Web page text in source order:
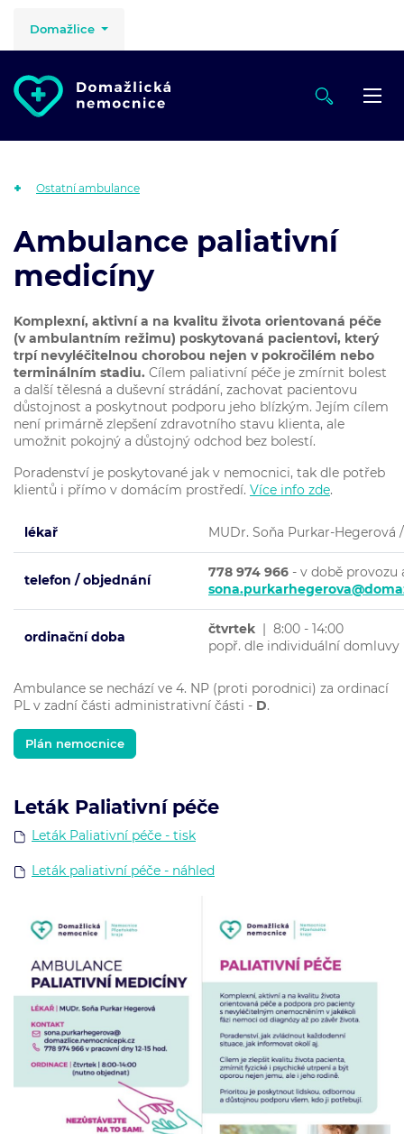
Domažlice
Ostatní ambulance
Ambulance paliativní
medicíny
Komplexní, aktivní a na kvalitu života orientovaná péče
(v ambulantním režimu) poskytovaná pacientovi, který
trpí nevyléčitelnou chorobou nejen v pokročilém nebo
terminálním stadiu. Cílem paliativní péče je zmírnit bolest
a další tělesná a duševní strádání, zachovat pacientovu
důstojnost a poskytnout podporu jeho blízkým. Jejím cílem
není primárně zlepšení zdravotního stavu klienta, ale
umožnit pokojný a důstojný odchod bez bolestí.
Poradenství je poskytované jak v nemocnici, tak dle potřeb
klientů i přímo v domácím prostředí. Více info zde.
lékař MUDr. Soňa Purkar-Hegerová
telefon / objednání 778 974 966 - v době provozu
ordinační doba čtvrtek | 8:00 - 14:00
popř. dle individuální domluvy
Ambulance se nechází ve 4. NP (proti porodnici) za ordinací
PL v zadní části administrativní části - D.
Plán nemocnice
Leták Paliativní péče
Leták Paliativní péče - tisk
Leták paliativní péče - náhled